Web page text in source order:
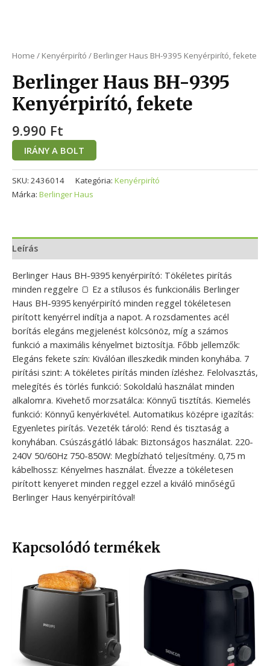
Home / Kenyérpirító / Berlinger Haus BH-9395 Kenyérpirító, fekete
Berlinger Haus BH-9395
Kenyérpirító, fekete
9.990 Ft
IRÁNY A BOLT
SKU: 2436014 Kategória: Kenyérpirító
Márka: Berlinger Haus
Leírás
Berlinger Haus BH-9395 kenyérpirító: Tökéletes pirítás
minden reggelre 🍞 Ez a stílusos és funkcionális Berlinger
Haus BH-9395 kenyérpirító minden reggel tökéletesen
pirított kenyérrel indítja a napot. A rozsdamentes acél
borítás elegáns megjelenést kölcsönöz, míg a számos
funkció a maximális kényelmet biztosítja. Főbb jellemzők:
Elegáns fekete szín: Kiválóan illeszkedik minden konyhába. 7
pirítási szint: A tökéletes pirítás minden ízléshez. Felolvasztás,
melegítés és törlés funkció: Sokoldalú használat minden
alkalomra. Kivehető morzsatálca: Könnyű tisztítás. Kiemelés
funkció: Könnyű kenyérkivétel. Automatikus középre igazítás:
Egyenletes pirítás. Vezeték tároló: Rend és tisztaság a
konyhában. Csúszásgátló lábak: Biztonságos használat. 220-
240V 50/60Hz 750-850W: Megbízható teljesítmény. 0,75 m
kábelhossz: Kényelmes használat. Élvezze a tökéletesen
pirított kenyeret minden reggel ezzel a kiváló minőségű
Berlinger Haus kenyérpirítóval!
Kapcsolódó termékek